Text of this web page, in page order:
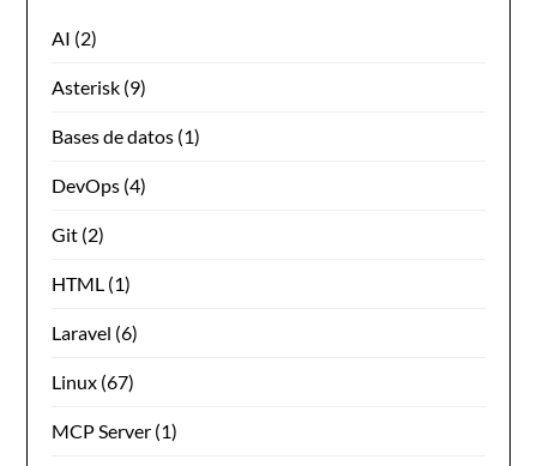
AI (2)
Asterisk (9)
Bases de datos (1)
DevOps (4)
Git (2)
HTML (1)
Laravel (6)
Linux (67)
MCP Server (1)